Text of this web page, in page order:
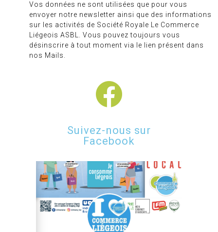
Vos données ne sont utilisées que pour vous
envoyer notre newsletter ainsi que des informations
sur les activités de Société Royale Le Commerce
Liégeois ASBL. Vous pouvez toujours vous
désinscrire à tout moment via le lien présent dans
nos Mails.
Suivez-nous sur
Facebook